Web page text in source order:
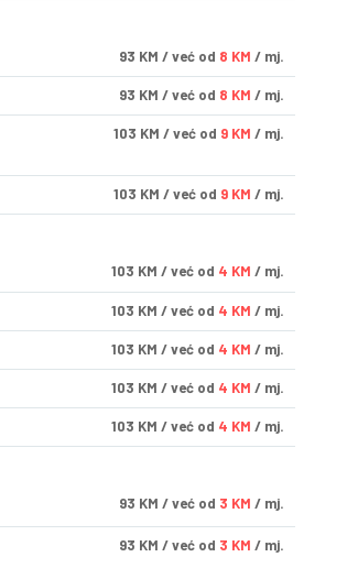
93 KM / već od 8 KM / mj.
93 KM / već od 8 KM / mj.
103 KM / već od 9 KM / mj.
103 KM / već od 9 KM / mj.
103 KM / već od 4 KM / mj.
103 KM / već od 4 KM / mj.
103 KM / već od 4 KM / mj.
103 KM / već od 4 KM / mj.
103 KM / već od 4 KM / mj.
93 KM / već od 3 KM / mj.
93 KM / već od 3 KM / mj.